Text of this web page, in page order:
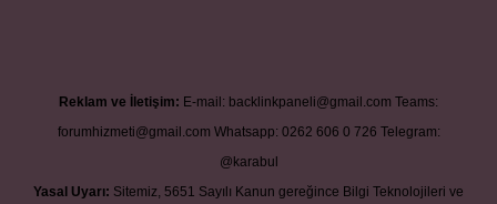
Reklam ve İletişim: E-mail: backlinkpaneli@gmail.com Teams:
forumhizmeti@gmail.com Whatsapp: 0262 606 0 726 Telegram:
@karabul
Yasal Uyarı: Sitemiz, 5651 Sayılı Kanun gereğince Bilgi Teknolojileri ve